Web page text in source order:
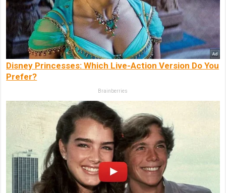
Disney Princesses: Which Live-Action Version Do You
Prefer?
Brainberries